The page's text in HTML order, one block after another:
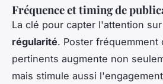
Fréquence et timing de
La clé pour capter l'attention
régularité. Poster fréquemment
pertinents augmente non
mais stimule aussi